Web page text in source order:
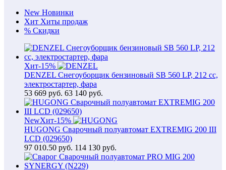
New Новинки
Хит Хиты продаж
% Скидки
Хит-15%
DENZEL Снегоуборщик бензиновый SB 560 LP, 212 cc,
электростартер, фара
53 669 руб. 63 140 руб.
NewХит-15%
HUGONG Сварочный полуавтомат EXTREMIG 200 III
LCD (029650)
97 010.50 руб. 114 130 руб.